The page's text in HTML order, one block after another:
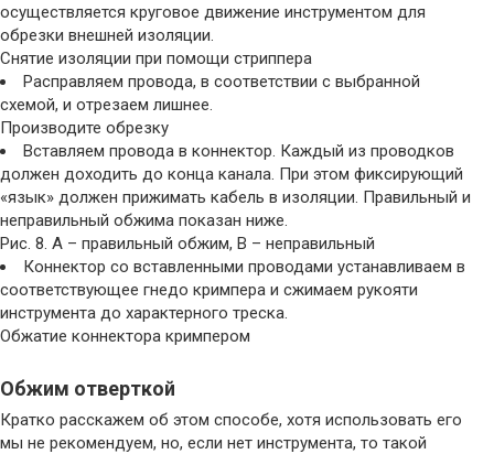
осуществляется круговое движение инструментом для
обрезки внешней изоляции.
Снятие изоляции при помощи стриппера
Расправляем провода, в соответствии с выбранной
схемой, и отрезаем лишнее.
Производите обрезку
Вставляем провода в коннектор. Каждый из проводков
должен доходить до конца канала. При этом фиксирующий
«язык» должен прижимать кабель в изоляции. Правильный и
неправильный обжима показан ниже.
Рис. 8. А – правильный обжим, В – неправильный
Коннектор со вставленными проводами устанавливаем в
соответствующее гнедо кримпера и сжимаем рукояти
инструмента до характерного треска.
Обжатие коннектора кримпером
Обжим отверткой
Кратко расскажем об этом способе, хотя использовать его
мы не рекомендуем, но, если нет инструмента, то такой